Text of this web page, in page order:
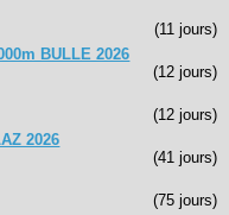
(11 jours)
BULLE 2026
(12 jours)
(12 jours)
2026
(41 jours)
(75 jours)